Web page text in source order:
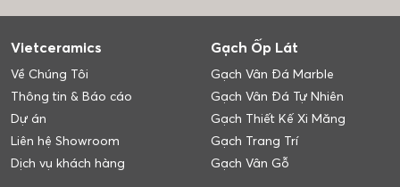
Vietceramics
Về Chúng Tôi
Thông tin & Báo cáo
Dự án
Liên hệ Showroom
Dịch vụ khách hàng
Gạch Ốp Lát
Gạch Vân Đá Marble
Gạch Vân Đá Tự Nhiên
Gạch Thiết Kế Xi Măng
Gạch Trang Trí
Gạch Vân Gỗ